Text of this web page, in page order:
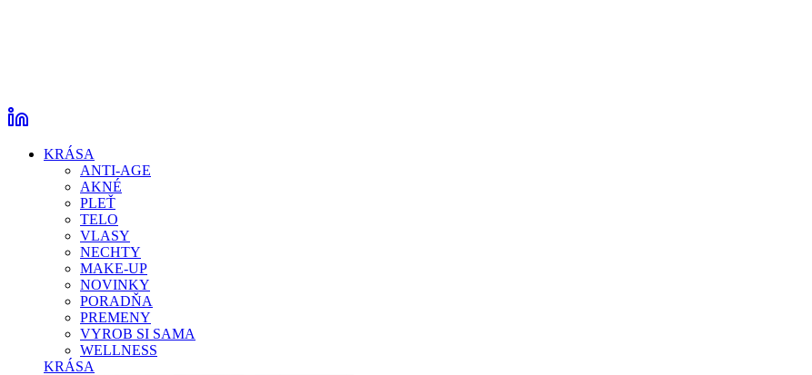
KRÁSA
ANTI-AGE
AKNÉ
PLEŤ
TELO
VLASY
NECHTY
MAKE-UP
NOVINKY
PORADŇA
PREMENY
VYROB SI SAMA
WELLNESS
KRÁSA